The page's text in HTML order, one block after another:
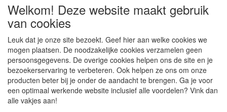
Aktieartikelen
Medisan Trading te Alblasserdam. Alle genoemde prijzen zijn
inclusief BTW enexclusief verzendkostentenzij anders
aangegeven.
Welkom! Deze website maakt gebruik
van cookies
Leuk dat je onze site bezoekt. Geef hier aan welke cookies we
mogen plaatsen. De noodzakelijke cookies verzamelen geen
persoonsgegevens. De overige cookies helpen ons de site en je
bezoekerservaring te verbeteren. Ook helpen ze ons om onze
producten beter bij je onder de aandacht te brengen. Ga je voor
een optimaal werkende website inclusief alle voordelen? Vink dan
alle vakjes aan!